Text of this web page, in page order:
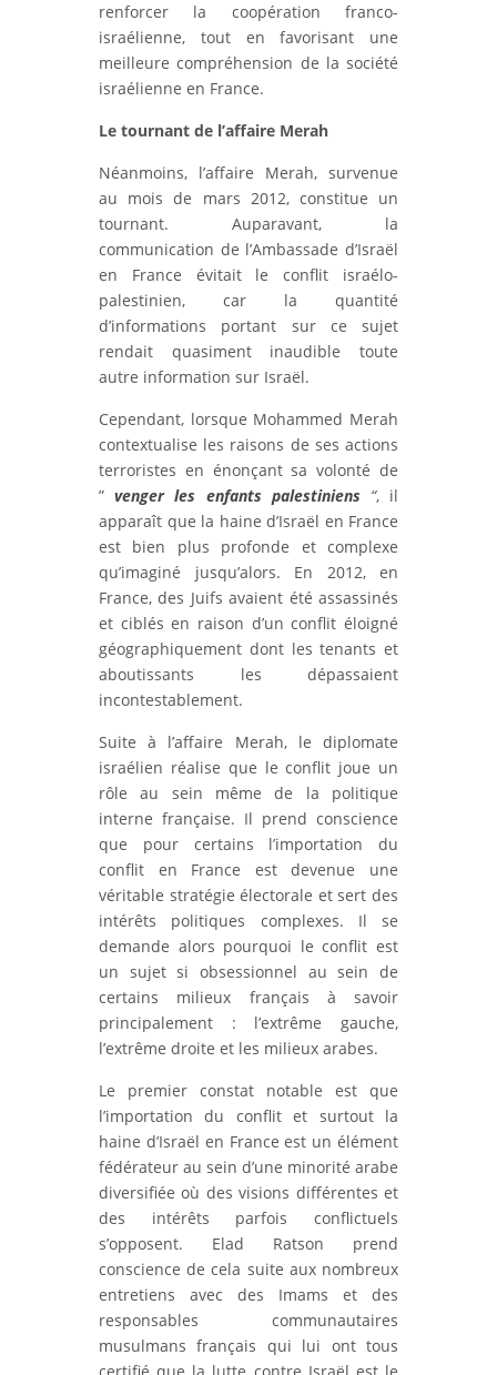
renforcer la coopération franco-
israélienne, tout en favorisant une
meilleure compréhension de la société
israélienne en France.
Le tournant de l’affaire Merah
Néanmoins, l’affaire Merah, survenue
au mois de mars 2012, constitue un
tournant. Auparavant, la
communication de l’Ambassade d’Israël
en France évitait le conflit israélo-
palestinien, car la quantité
d’informations portant sur ce sujet
rendait quasiment inaudible toute
autre information sur Israël.
Cependant, lorsque Mohammed Merah
contextualise les raisons de ses actions
terroristes en énonçant sa volonté de
”venger les enfants palestiniens “, il
apparaît que la haine d’Israël en France
est bien plus profonde et complexe
qu’imaginé jusqu’alors. En 2012, en
France, des Juifs avaient été assassinés
et ciblés en raison d’un conflit éloigné
géographiquement dont les tenants et
aboutissants les dépassaient
incontestablement.
Suite à l’affaire Merah, le diplomate
israélien réalise que le conflit joue un
rôle au sein même de la politique
interne française. Il prend conscience
que pour certains l’importation du
conflit en France est devenue une
véritable stratégie électorale et sert des
intérêts politiques complexes. Il se
demande alors pourquoi le conflit est
un sujet si obsessionnel au sein de
certains milieux français à savoir
principalement : l’extrême gauche,
l’extrême droite et les milieux arabes.
Le premier constat notable est que
l’importation du conflit et surtout la
haine d’Israël en France est un élément
fédérateur au sein d’une minorité arabe
diversifiée où des visions différentes et
des intérêts parfois conflictuels
s’opposent. Elad Ratson prend
conscience de cela suite aux nombreux
entretiens avec des Imams et des
responsables communautaires
musulmans français qui lui ont tous